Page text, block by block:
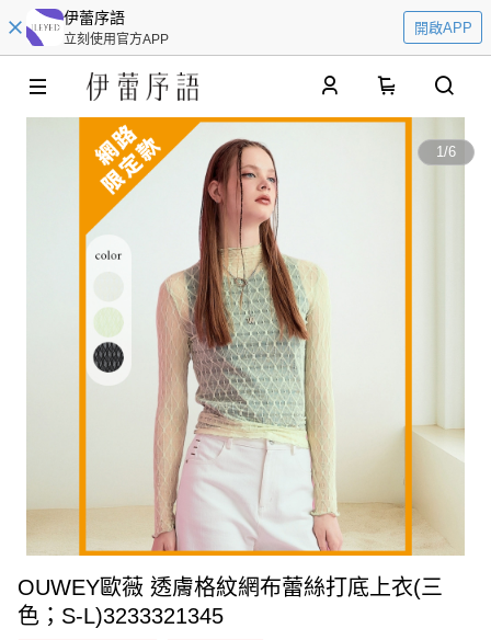
伊蕾序語
立刻使用官方APP
開啟APP
1/6
OUWEY歐薇 透膚格紋網布蕾絲打底上衣(三
色；S-L)3233321345